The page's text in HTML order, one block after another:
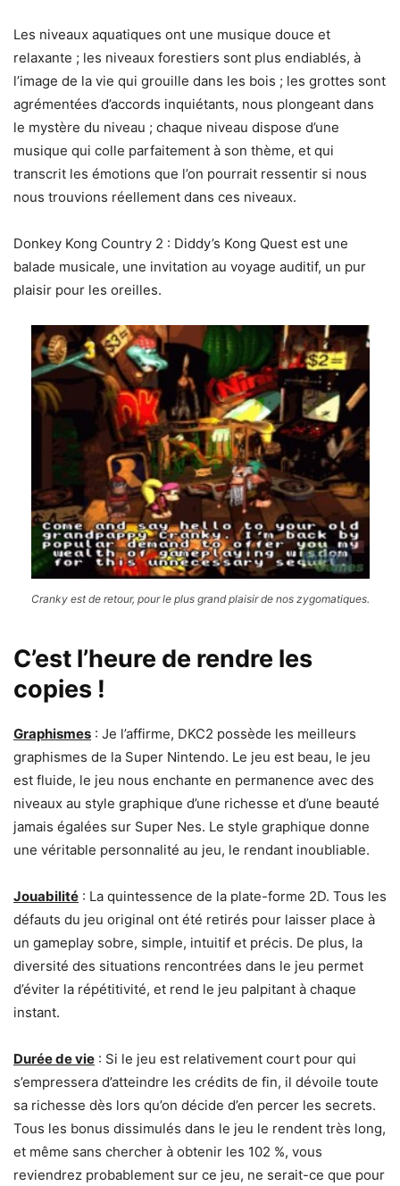
Les niveaux aquatiques ont une musique douce et
relaxante ; les niveaux forestiers sont plus endiablés, à
l’image de la vie qui grouille dans les bois ; les grottes sont
agrémentées d’accords inquiétants, nous plongeant dans
le mystère du niveau ; chaque niveau dispose d’une
musique qui colle parfaitement à son thème, et qui
transcrit les émotions que l’on pourrait ressentir si nous
nous trouvions réellement dans ces niveaux.
Donkey Kong Country 2 : Diddy’s Kong Quest est une
balade musicale, une invitation au voyage auditif, un pur
plaisir pour les oreilles.
Cranky est de retour, pour le plus grand plaisir de nos zygomatiques.
C’est l’heure de rendre les
copies !
Graphismes : Je l’affirme, DKC2 possède les meilleurs
graphismes de la Super Nintendo. Le jeu est beau, le jeu
est fluide, le jeu nous enchante en permanence avec des
niveaux au style graphique d’une richesse et d’une beauté
jamais égalées sur Super Nes. Le style graphique donne
une véritable personnalité au jeu, le rendant inoubliable.
Jouabilité : La quintessence de la plate-forme 2D. Tous les
défauts du jeu original ont été retirés pour laisser place à
un gameplay sobre, simple, intuitif et précis. De plus, la
diversité des situations rencontrées dans le jeu permet
d’éviter la répétitivité, et rend le jeu palpitant à chaque
instant.
Durée de vie : Si le jeu est relativement court pour qui
s’empressera d’atteindre les crédits de fin, il dévoile toute
sa richesse dès lors qu’on décide d’en percer les secrets.
Tous les bonus dissimulés dans le jeu le rendent très long,
et même sans chercher à obtenir les 102 %, vous
reviendrez probablement sur ce jeu, ne serait-ce que pour